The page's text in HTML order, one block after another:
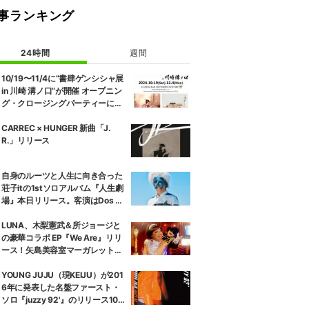
ランキング
24時間 週間
10/19〜11/4に”書肆ゲンシシャ展
in 川崎 溝ノ口”が開催 オープニン
グ・クロージングパーティーにD
CARREC × HUNGER 新曲「J.
R.」リリース
自身のルーツと人生に向き合った
荘子itの1stソロアルバム『人生劇
場』本日リリース。客演はDos M
み。
LUNA、木梨憲武＆所ジョージと
の豪華コラボ EP『We Are』リリ
ース！矢島美容室マーガレットと
V も公開！！8月1日放送「⽊梨レ
コード」にて新曲披露！
YOUNG JUJU（現KEIJU）が201
6年に発表した名盤ファースト・
ソロ『juzzy 92'』のリリース10